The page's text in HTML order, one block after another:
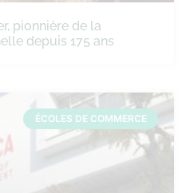
pionnière de la
depuis 175 ans
ÉCOLES DE COMMERCE